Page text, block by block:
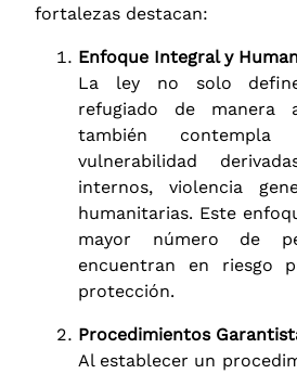
fortalezas destacan:
Enfoque Integral y
La ley no solo
refugiado de manera
también contempla
vulnerabilidad
internos, violencia
humanitarias. Este
mayor número de
encuentran en riesgo
protección.
Procedimientos
Al establecer un